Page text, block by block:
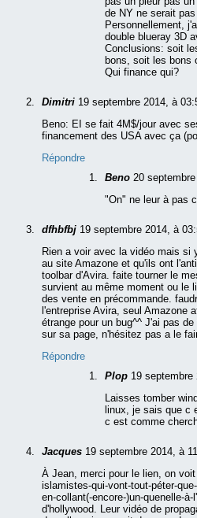
de NY ne serait
Personnellement,
double blueray 3D
Conclusions: soit
bons, soit les bons
Qui finance qui?
Dimitri 19 septembre 2014, à
Beno: EI se fait 4M$/jour avec
financement des USA avec ça
Répondre
Beno 20
"On" ne leur à pas
dfhbfbj 19 septembre 2014, à
Rien a voir avec la vidéo mais si
au site Amazone et qu'ils ont
toolbar d'Avira. faite tourner le
survient au même moment ou le
des vente en précommande.
l'entreprise Avira, seul Amazone
étrange pour un bug^^ J'ai pas
sur sa page, n'hésitez pas a le
Répondre
Plop 19 septembre
Laisses tomber
linux, je sais que c
c est comme
Jacques 19 septembre 2014, à
À Jean, merci pour le lien, on
islamistes-qui-vont-tout-péter-
en-collant(-encore-)un-quenelle-
d'hollywood. Leur vidéo de